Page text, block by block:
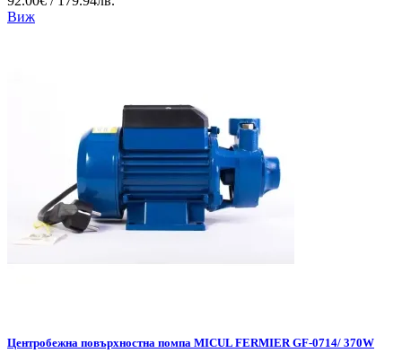
Виж
Центробежна повърхностна помпа MICUL FERMIER GF-0714/ 370W